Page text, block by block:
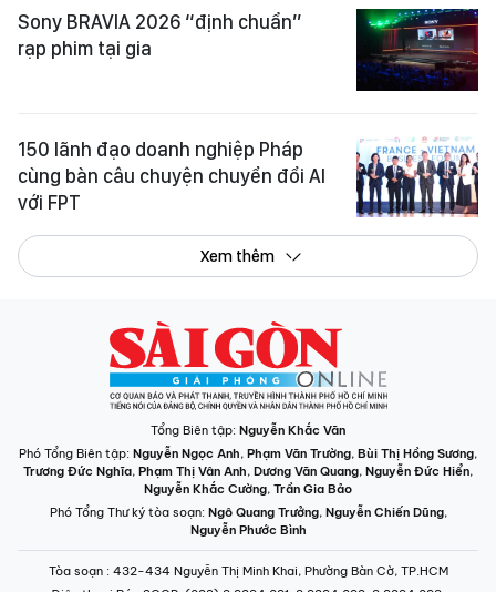
Sony BRAVIA 2026 “định chuẩn”
rạp phim tại gia
150 lãnh đạo doanh nghiệp Pháp
cùng bàn câu chuyện chuyển đổi AI
với FPT
Xem thêm
Tổng Biên tập: Nguyễn Khắc Văn
Phó Tổng Biên tập: Nguyễn Ngọc Anh, Phạm Văn Trường, Bùi Thị Hồng Sương,
Trương Đức Nghĩa, Phạm Thị Vân Anh, Dương Văn Quang, Nguyễn Đức Hiển,
Nguyễn Khắc Cường, Trần Gia Bảo
Phó Tổng Thư ký tòa soạn: Ngô Quang Trưởng, Nguyễn Chiến Dũng,
Nguyễn Phước Bình
Tòa soạn : 432-434 Nguyễn Thị Minh Khai, Phường Bàn Cờ, TP.HCM